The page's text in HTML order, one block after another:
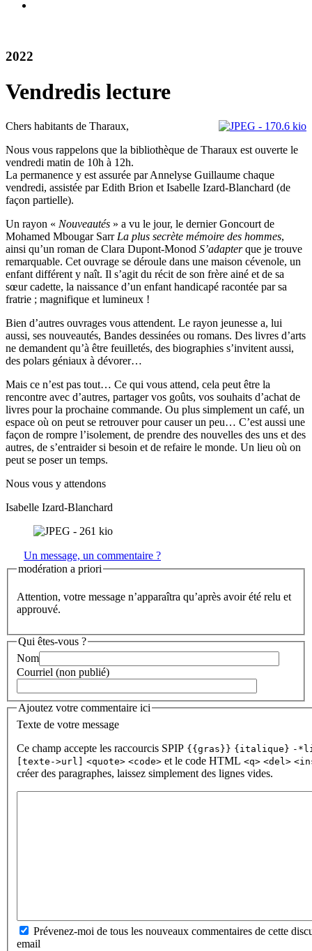
2022
Vendredis lecture
Chers habitants de Tharaux,
Nous vous rappelons que la bibliothèque de Tharaux est ouverte le
vendredi matin de 10h à 12h.
La permanence y est assurée par Annelyse Guillaume chaque
vendredi, assistée par Edith Brion et Isabelle Izard-Blanchard (de
façon partielle).
Un rayon « Nouveautés » a vu le jour, le dernier Goncourt de
Mohamed Mbougar Sarr La plus secrète mémoire des hommes,
ainsi qu’un roman de Clara Dupont-Monod S’adapterque je trouve
remarquable. Cet ouvrage se déroule dans une maison cévenole, un
enfant différent y naît. Il s’agit du récit de son frère ainé et de sa
sœur cadette, la naissance d’un enfant handicapé racontée par sa
fratrie ; magnifique et lumineux !
Bien d’autres ouvrages vous attendent. Le rayon jeunesse a, lui
aussi, ses nouveautés, Bandes dessinées ou romans. Des livres d’arts
ne demandent qu’à être feuilletés, des biographies s’invitent aussi,
des polars géniaux à dévorer…
Mais ce n’est pas tout… Ce qui vous attend, cela peut être la
rencontre avec d’autres, partager vos goûts, vos souhaits d’achat de
livres pour la prochaine commande. Ou plus simplement un café, un
espace où on peut se retrouver pour causer un peu… C’est aussi une
façon de rompre l’isolement, de prendre des nouvelles des uns et des
autres, de s’entraider si besoin et de refaire le monde. Un lieu où on
peut se poser un temps.
Nous vous y attendons
Isabelle Izard-Blanchard
Un message, un commentaire ?
modération a priori
Attention, votre message n’apparaîtra qu’après avoir été relu et
approuvé.
Qui êtes-vous ?
Nom
Courriel (non publié)
Ajoutez votre commentaire ici
Texte de votre message
Ce champ accepte les raccourcis SPIP {{gras}} {italique} -
[texte->url]
<quote> <code> et le code HTML <q> <del>
créer des paragraphes, laissez simplement des lignes vides.
Prévenez-moi de tous les nouveaux commentaires de cette
email